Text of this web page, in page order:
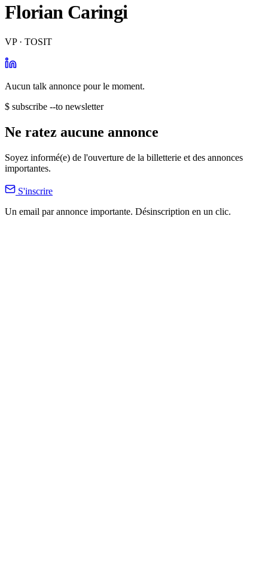
Florian Caringi
VP · TOSIT
Aucun talk annonce pour le moment.
$ subscribe --to newsletter
Ne ratez aucune annonce
Soyez informé(e) de l'ouverture de la billetterie et des annonces
importantes.
S'inscrire
Un email par annonce importante. Désinscription en un clic.